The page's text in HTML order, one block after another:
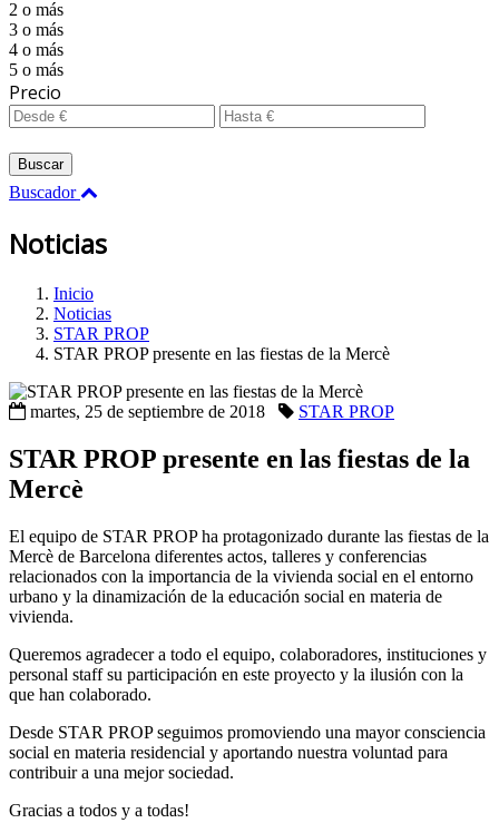
2 o más
3 o más
4 o más
5 o más
Precio
Buscar
Buscador
Noticias
Inicio
Noticias
STAR PROP
STAR PROP presente en las fiestas de la Mercè
martes, 25 de septiembre de 2018 STAR PROP
STAR PROP presente en las fiestas de la
Mercè
El equipo de STAR PROP ha protagonizado durante las fiestas de la
Mercè de Barcelona diferentes actos, talleres y conferencias
relacionados con la importancia de la vivienda social en el entorno
urbano y la dinamización de la educación social en materia de
vivienda.
Queremos agradecer a todo el equipo, colaboradores, instituciones y
personal staff su participación en este proyecto y la ilusión con la
que han colaborado.
Desde STAR PROP seguimos promoviendo una mayor consciencia
social en materia residencial y aportando nuestra voluntad para
contribuir a una mejor sociedad.
Gracias a todos y a todas!